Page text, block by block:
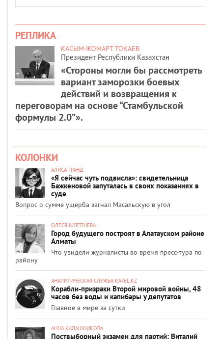
РЕПЛИКА
КАСЫМ-ЖОМАРТ ТОКАЕВ
Президент Республики Казахстан
«Стороны могли бы рассмотреть
вариант заморозки боевых
действий и возвращения к
переговорам на основе “Стамбульской
формулы 2.0”».
КОЛОНКИ
АЛИСА ГРАНД
«Я сейчас чуть подвисла»: свидетельница
Бажкеновой запуталась в своих показаниях в
суде
Вопрос о сумме ущерба загнал Масальскую в угол
ОЛЕСЯ ШЛЕПНЕВА
Город будущего построят в Алатауском районе
Алматы
Что увидели журналисты во время пресс-тура по
району
АНАЛИТИЧЕСКАЯ СЛУЖБА RATEL.KZ
Корабли-призраки Второй мировой войны, 48
часов без воды и капибары у депутатов
Главное в мире за сутки
АННА КАЛАШНИКОВА
Поствыборный экзамен для партий: Виталий